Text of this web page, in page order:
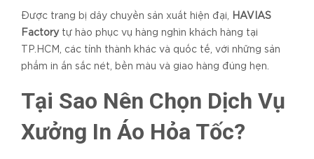
Được trang bị dây chuyền sản xuất hiện đại,
HAVIAS
Factorytự hào phục vụ hàng nghìn khách hàng tại
TP.HCM, các tỉnh thành khác và quốc tế, với những sản
phẩm in ấn sắc nét, bền màu và giao hàng đúng hẹn.
Tại Sao Nên Chọn Dịch Vụ
Xưởng In Áo Hỏa Tốc?